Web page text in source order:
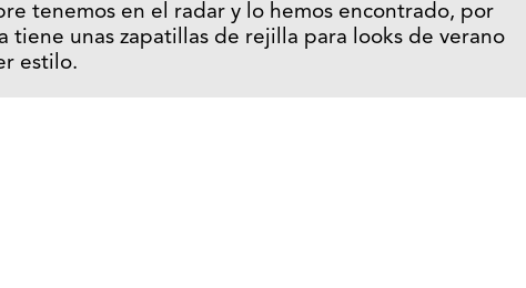
tenemos en el radar y lo hemos encontrado, por
tiene unas zapatillas de rejilla para looks de verano
estilo.